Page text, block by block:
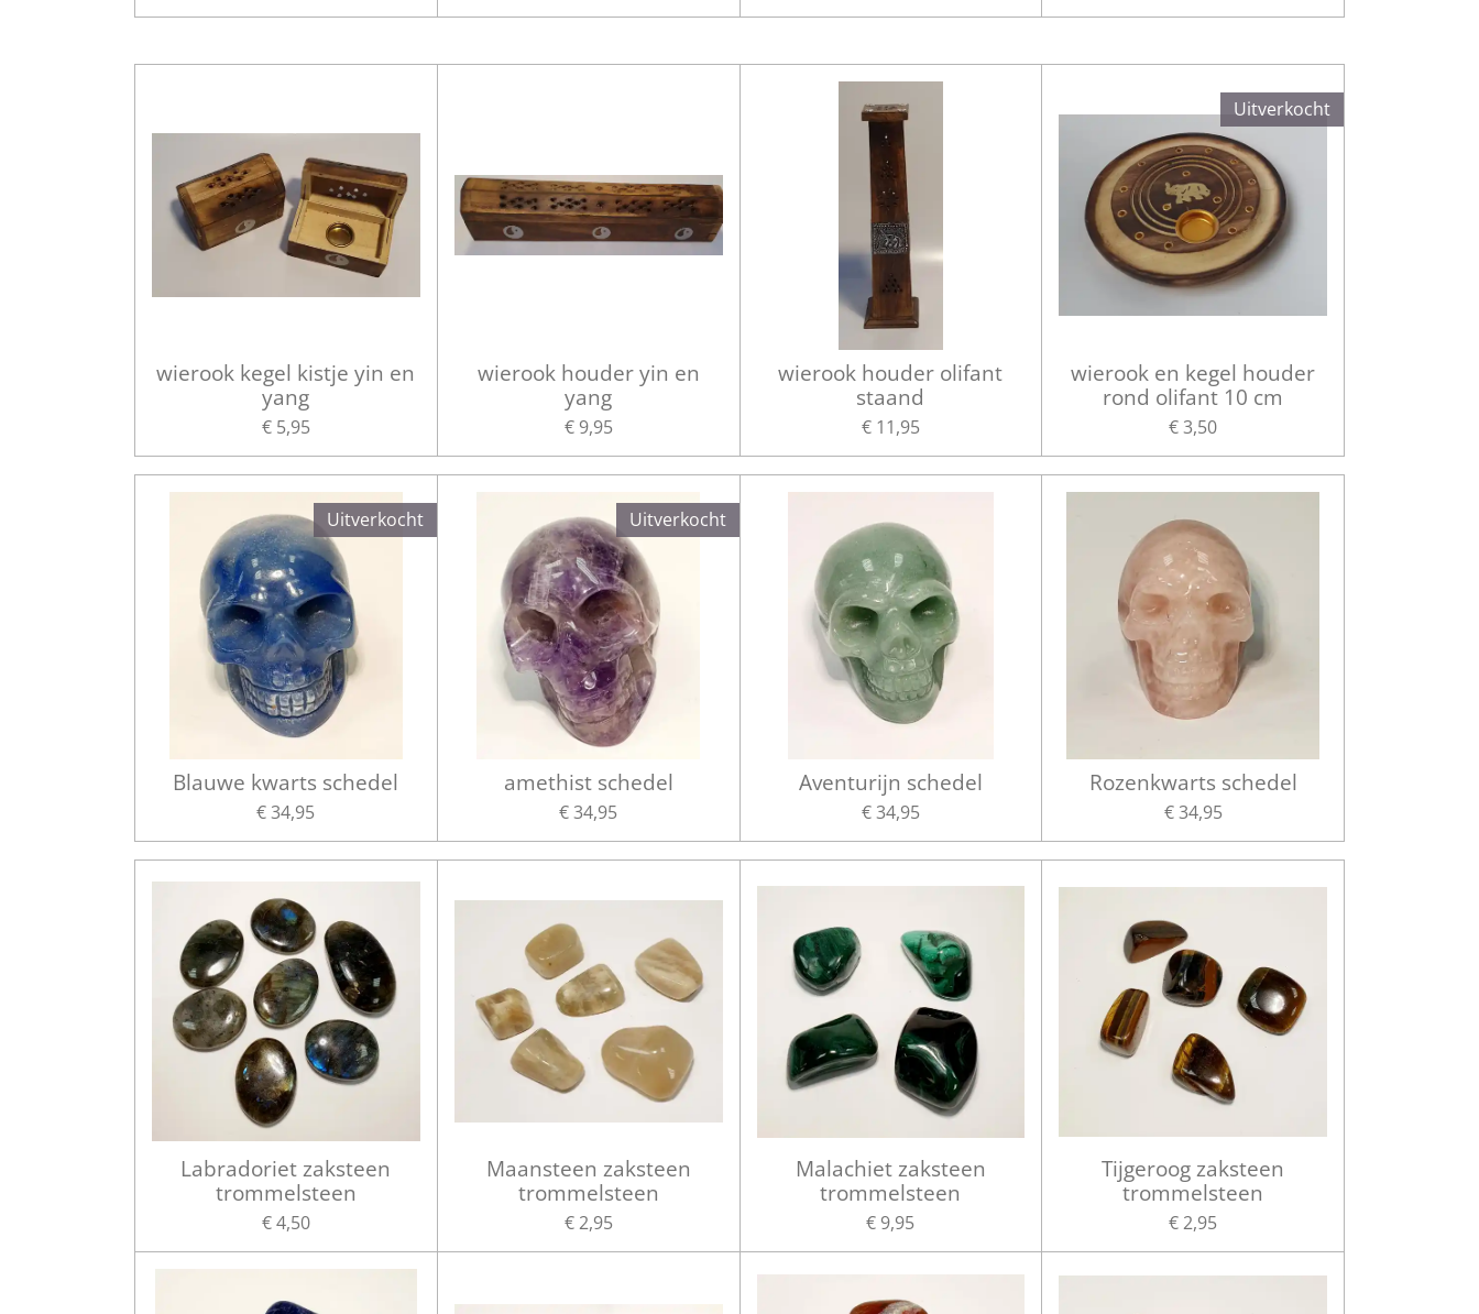
wierook kegel kistje yin en
yang
€ 5,95
wierook houder yin en
yang
€ 9,95
wierook houder olifant
staand
€ 11,95
Uitverkocht
wierook en kegel houder
rond olifant 10 cm
€ 3,50
Uitverkocht
Blauwe kwarts schedel
€ 34,95
Uitverkocht
amethist schedel
€ 34,95
Aventurijn schedel
€ 34,95
Rozenkwarts schedel
€ 34,95
Labradoriet zaksteen
trommelsteen
€ 4,50
Maansteen zaksteen
trommelsteen
€ 2,95
Malachiet zaksteen
trommelsteen
€ 9,95
Tijgeroog zaksteen
trommelsteen
€ 2,95